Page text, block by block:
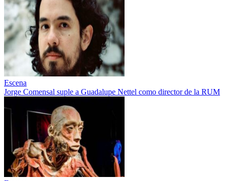
Escena
Jorge Comensal suple a Guadalupe Nettel como director de la RUM